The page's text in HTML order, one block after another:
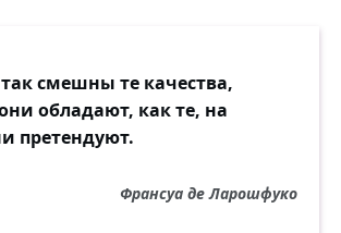
смешны те качества,
обладают, как те, на
претендуют.
Франсуа де Ларошфуко